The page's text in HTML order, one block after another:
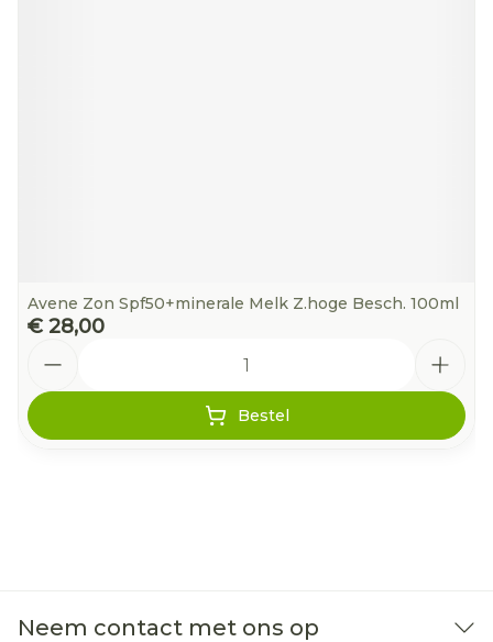
Avene Zon Spf50+minerale Melk Z.hoge Besch. 100ml
€ 28,00
Bestel
Neem contact met ons op